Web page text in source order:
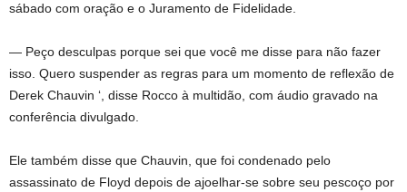
sábado com oração e o Juramento de Fidelidade.
— Peço desculpas porque sei que você me disse para não fazer
isso. Quero suspender as regras para um momento de reflexão de
Derek Chauvin ‘, disse Rocco à multidão, com áudio gravado na
conferência divulgado.
Ele também disse que Chauvin, que foi condenado pelo
assassinato de Floyd depois de ajoelhar-se sobre seu pescoço por